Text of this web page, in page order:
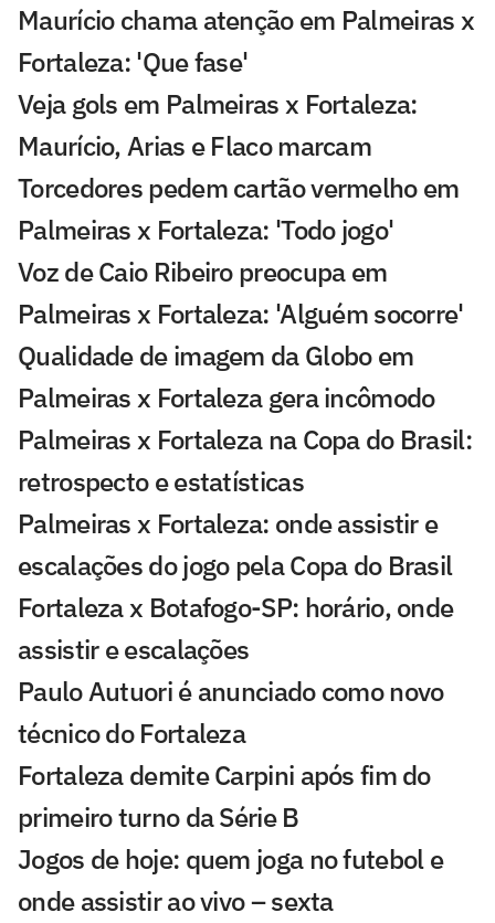
Maurício chama atenção em Palmeiras x
Fortaleza: 'Que fase'
Veja gols em Palmeiras x Fortaleza:
Maurício, Arias e Flaco marcam
Torcedores pedem cartão vermelho em
Palmeiras x Fortaleza: 'Todo jogo'
Voz de Caio Ribeiro preocupa em
Palmeiras x Fortaleza: 'Alguém socorre'
Qualidade de imagem da Globo em
Palmeiras x Fortaleza gera incômodo
Palmeiras x Fortaleza na Copa do Brasil:
retrospecto e estatísticas
Palmeiras x Fortaleza: onde assistir e
escalações do jogo pela Copa do Brasil
Fortaleza x Botafogo-SP: horário, onde
assistir e escalações
Paulo Autuori é anunciado como novo
técnico do Fortaleza
Fortaleza demite Carpini após fim do
primeiro turno da Série B
Jogos de hoje: quem joga no futebol e
onde assistir ao vivo – sexta